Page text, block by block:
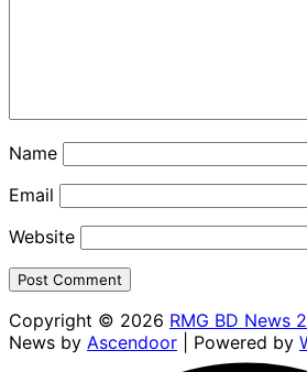
Name
Email
Website
Copyright © 2026 RMG BD News
News by Ascendoor | Powered by